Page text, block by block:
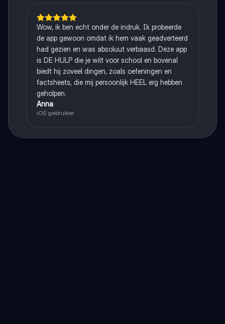
Wow, ik ben echt onder de indruk. Ik probeerde
de app gewoon omdat ik hem vaak geadverteerd
had gezien en was absoluut verbaasd. Deze app
is DE HULP die je wilt voor school en bovenal
biedt hij zoveel dingen, zoals oefeningen en
factsheets, die mij persoonlijk HEEL erg hebben
geholpen.
Anna
iOS gebruiker